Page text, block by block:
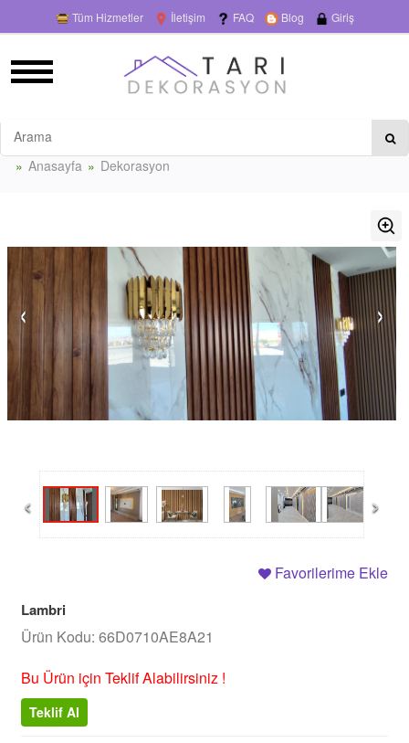
Tüm Hizmetler İletişim FAQ Blog Giriş
Anasayfa Dekorasyon
‹ ›
‹ ›
Favorilerime Ekle
Lambri
Ürün Kodu: 66D0710AE8A21
Bu Ürün için Teklif Alabilirsiniz !
Teklif Al